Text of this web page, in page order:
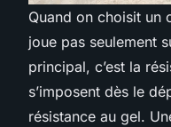
Quand on choisit un
joue pas seulement
principal, c’est la
s’imposent dès le
résistance au gel.